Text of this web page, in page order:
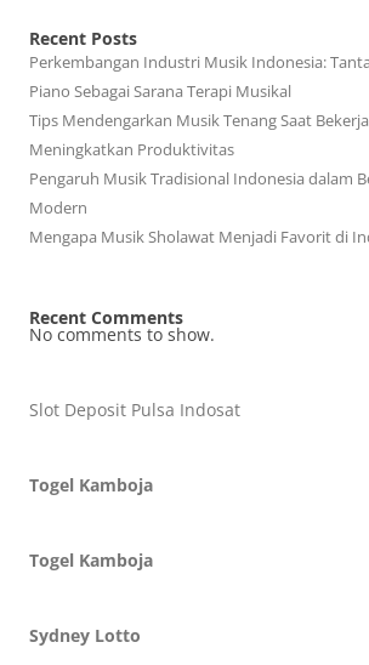
Recent Posts
Perkembangan Industri Musik Indonesia:
Piano Sebagai Sarana Terapi Musikal
Tips Mendengarkan Musik Tenang Saat
Meningkatkan Produktivitas
Pengaruh Musik Tradisional Indonesia dalam
Modern
Mengapa Musik Sholawat Menjadi Favorit di
Recent Comments
No comments to show.
Slot Deposit Pulsa Indosat
Togel Kamboja
Togel Kamboja
Sydney Lotto